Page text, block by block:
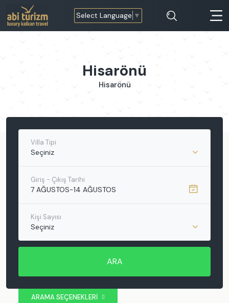
Select Language ▼
Hisarönü
Hisarönü
Villa Tipi
Seçiniz
Giriş - Çıkış Tarihi
7 AĞUSTOS-14 AĞUSTOS
Kişi Sayısı
Seçiniz
ARA
BÖLGEARAMA SEÇENEKLERİ